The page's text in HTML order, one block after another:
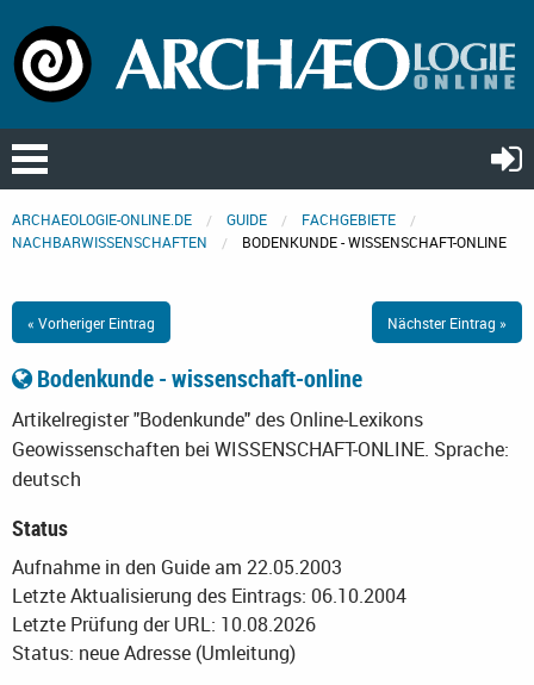
ARCHAEOLOGIE-ONLINE.DE GUIDE
FACHGEBIETE
NACHBARWISSENSCHAFTEN
BODENKUNDE - WISSENSCHAFT-ONLINE
« Vorheriger Eintrag Nächster Eintrag »
Bodenkunde - wissenschaft-online
Artikelregister "Bodenkunde" des Online-Lexikons
Geowissenschaften bei WISSENSCHAFT-ONLINE. Sprache:
deutsch
Status
Aufnahme in den Guide am 22.05.2003
Letzte Aktualisierung des Eintrags: 06.10.2004
Letzte Prüfung der URL: 10.08.2026
Status: neue Adresse (Umleitung)